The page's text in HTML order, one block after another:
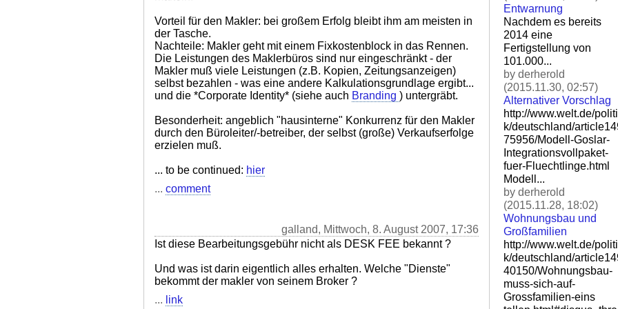
Vorteil für den Makler: bei großem Erfolg bleibt ihm am meisten in
der Tasche.
Nachteile: Makler geht mit einem Fixkostenblock in das Rennen.
Die Leistungen des Maklerbüros sind nur eingeschränkt - der
Makler muß viele Leistungen (z.B. Kopien, Zeitungsanzeigen)
selbst bezahlen - was eine andere Kalkulationsgrundlage ergibt...
und die *Corporate Identity* (siehe auch Branding ) untergräbt.
Besonderheit: angeblich "hausinterne" Konkurrenz für den Makler
durch den Büroleiter/-betreiber, der selbst (große) Verkaufserfolge
erzielen muß.
... to be continued: hier
... comment
galland, Mittwoch, 8. August 2007, 17:36
Ist diese Bearbeitungsgebühr nicht als DESK FEE bekannt ?
Und was ist darin eigentlich alles erhalten. Welche "Dienste"
bekommt der makler von seinem Broker ?
... link
Entwarnung
Nachdem es bereits
2014 eine
Fertigstellung von
101.000...
by derherold
(2015.11.30, 02:57)
Alternativer Vorschlag
http://www.welt.de/politi
k/deutschland/
75956/Modell-Goslar-
Integrationsvollpaket-
fuer-Fluechtlinge.html
Modell...
by derherold
(2015.11.28, 18:02)
Wohnungsbau und
Großfamilien
http://www.welt.de/politi
k/deutschland/
40150/Wohnungsbau-
muss-sich-auf-
Grossfamilien-eins